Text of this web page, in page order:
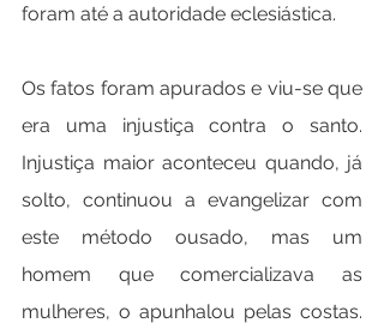
foram até a autoridade eclesiástica.
Os fatos foram apurados e viu-se que
era uma injustiça contra o santo.
Injustiça maior aconteceu quando, já
solto, continuou a evangelizar com
este método ousado, mas um
homem que comercializava as
mulheres, o apunhalou pelas costas.